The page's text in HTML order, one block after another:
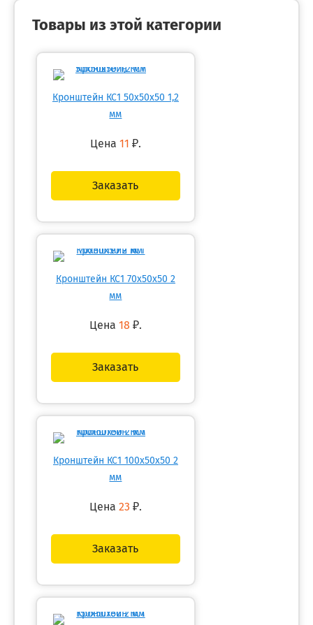
Товары из этой категории
Кронштейн КС1 50х50х50 1,2
мм
Цена 11 ₽.
Заказать
Кронштейн КС1 70х50х50 2
мм
Цена 18 ₽.
Заказать
Кронштейн КС1 100х50х50 2
мм
Цена 23 ₽.
Заказать